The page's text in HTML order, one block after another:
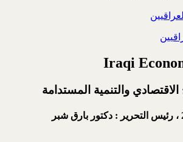
Iraqi
والتنمية المستدامة
رئيس التحرير : دكتور بارق شبر